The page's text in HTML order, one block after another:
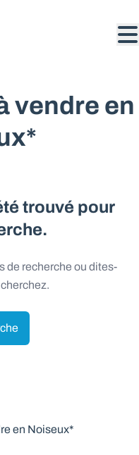
vendre en
trouvé pour
de recherche ou dites-
en Noiseux*